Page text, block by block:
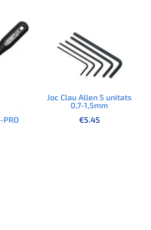
Joc Clau Allen 5 unitats
0,7-1,5mm
€5.45